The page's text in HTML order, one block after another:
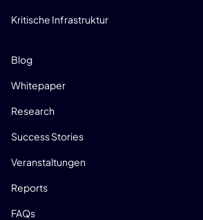
Kritische Infrastruktur
Blog
Whitepaper
Research
Success Stories
Veranstaltungen
Reports
FAQs